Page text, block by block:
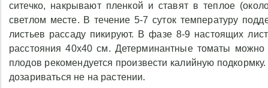
ситечко, накрывают пленкой и ставят в теплое
светлом месте. В течение 5-7 суток температуру
листьев рассаду пикируют. В фазе 8-9 настоящих
расстояния 40х40 см. Детерминантные томаты
плодов рекомендуется произвести калийную
дозариваться не на растении.